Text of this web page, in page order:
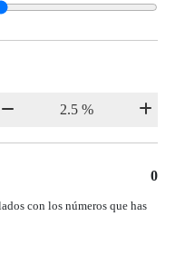
0
con los números que has